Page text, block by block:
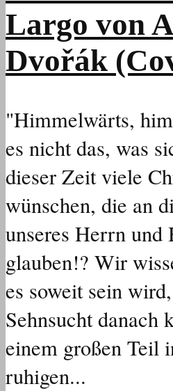
Largo von
Dvořák
"Himmelwärts,
es nicht das, was
dieser Zeit viele
wünschen, die an
unseres Herrn und
glauben!? Wir
es soweit sein
Sehnsucht danach
einem großen Teil
ruhigen...